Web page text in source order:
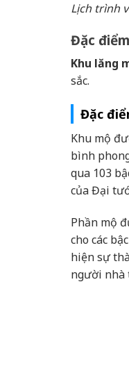
Lịch trình
Đặc
Khu lăng
sắc.
Đặc
Khu mộ
bình
qua 103
của Đại
Phần mộ
cho các
hiện sự
người nhà